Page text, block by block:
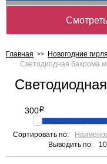
Главная
Новогодние
Светодиодная бахрома
300i
Сортировать по:
Выводить по: